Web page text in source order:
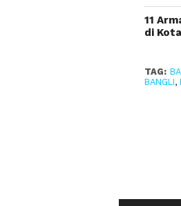
11
di
TAG:
BANGLI,